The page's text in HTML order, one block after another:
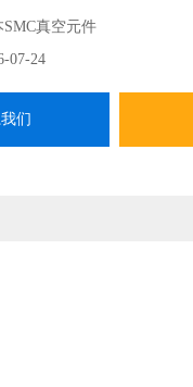
SMC真空元件
07-24
们